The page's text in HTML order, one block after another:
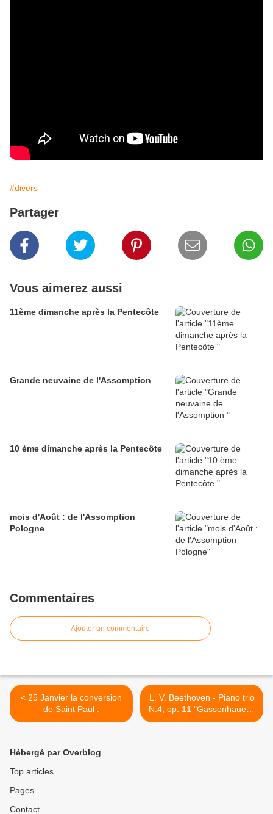
#divers
Partager
Vous aimerez aussi
11ème dimanche après la Pentecôte
Grande neuvaine de l'Assomption
10 ème dimanche après la Pentecôte
mois d'Août : de l'Assomption
Pologne
Commentaires
Ajouter un commentaire
< 25 Janvier la conversion
de Saint Paul .
L. V. Beethoven - Piano trio
N.4, op. 11 "Gassenhauer".
Ivaylo Vassilev >
Hébergé par Overblog
Top articles
Pages
Contact